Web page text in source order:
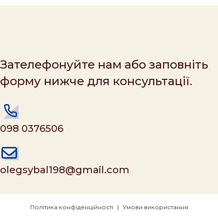
Зателефонуйте нам або заповніть
форму нижче для консультації.
098 0376506
olegsybal198@gmail.com
Політика конфіденційності | Умови використання